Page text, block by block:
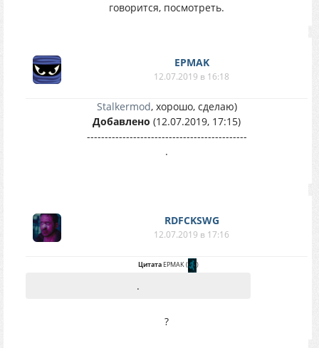
говорится, посмотреть.
EPMAK
12.07.2019 в 16:18
Stalkermod, хорошо, сделаю)
Добавлено (12.07.2019, 17:15)
---------------------------------------------
.
RDFCKSWG
12.07.2019 в 17:16
ЦитатаEPMAK( )
.
?